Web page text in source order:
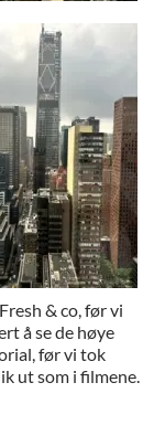
& co, før vi
å se de høye
før vi tok
ut som i filmene.